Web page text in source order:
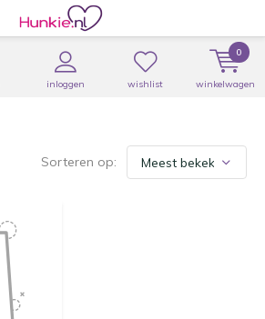
inloggen wishlist winkelwagen
0
Sorteren op: